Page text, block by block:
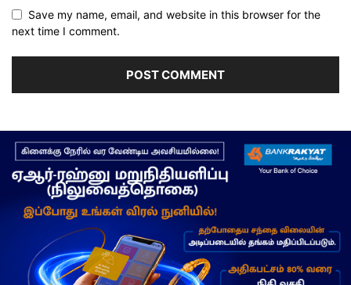
Save my name, email, and website in this browser for the
next time I comment.